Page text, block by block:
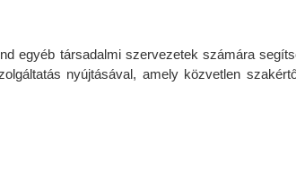
egyéb társadalmi szervezetek számára
nyújtásával, amely közvetlen